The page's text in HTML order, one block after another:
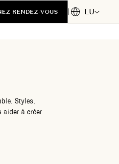
RENDEZ-VOUS LU
Styles,
aider à créer